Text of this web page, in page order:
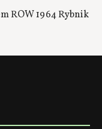
ROW 1964 Rybnik